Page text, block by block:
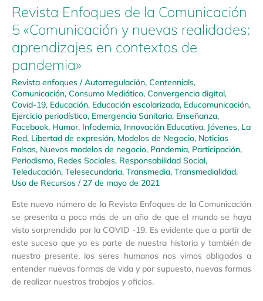
Revista Enfoques de la Comunicación
5 «Comunicación y nuevas realidades:
aprendizajes en contextos de
pandemia»
Revista enfoques /Autorregulación, Centennials,
Comunicación, Consumo Mediático, Convergencia digital,
Covid-19, Educación, Educación escolarizada, Educomunicación,
Ejercicio periodístico, Emergencia Sanitaria, Enseñanza,
Facebook, Humor, Infodemia, Innovación Educativa, Jóvenes, La
Red, Libertad de expresión, Modelos de Negocio, Noticias
Falsas, Nuevos modelos de negocio, Pandemia, Participación,
Periodismo, Redes Sociales, Responsabilidad Social,
Teleducación, Telesecundaria, Transmedia, Transmedialidad,
Uso de Recursos / 27 de mayo de 2021
Este nuevo número de la Revista Enfoques de la Comunicación
se presenta a poco más de un año de que el mundo se haya
visto sorprendido por la COVID -19. Es evidente que a partir de
este suceso que ya es parte de nuestra historia y también de
nuestro presente, los seres humanos nos vimos obligados a
entender nuevas formas de vida y por supuesto, nuevas formas
de realizar nuestros trabajos y oficios.